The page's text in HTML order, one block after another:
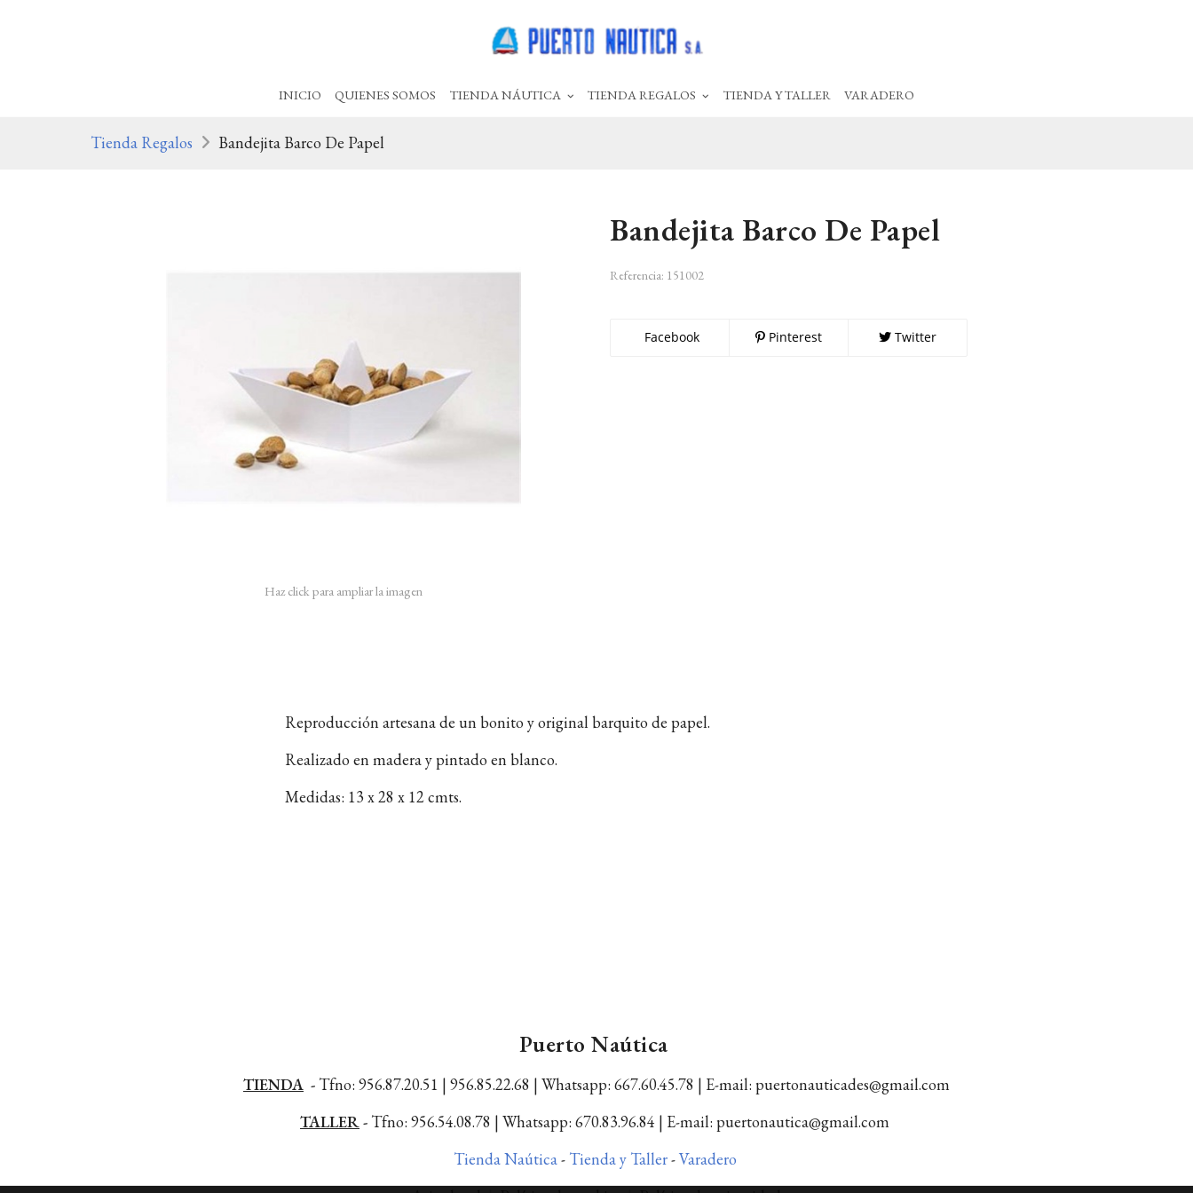
INICIO QUIENES SOMOS TIENDA NÁUTICA TIENDA REGALOS TIENDA Y TALLER VARADERO
Tienda Regalos Bandejita Barco De Papel
Haz click para ampliar la imagen
Bandejita Barco De Papel
Referencia: 151002
Facebook Pinterest Twitter
Reproducción artesana de un bonito y original barquito de papel.
Realizado en madera y pintado en blanco.
Medidas: 13 x 28 x 12 cmts.
Puerto Naútica
TIENDA - Tfno: 956.87.20.51 | 956.85.22.68 | Whatsapp: 667.60.45.78 | E-mail: puertonauticades@gmail.com
TALLER- Tfno: 956.54.08.78 | Whatsapp: 670.83.96.84 | E-mail: puertonautica@gmail.com
Tienda Naútica- Tienda y Taller-Varadero